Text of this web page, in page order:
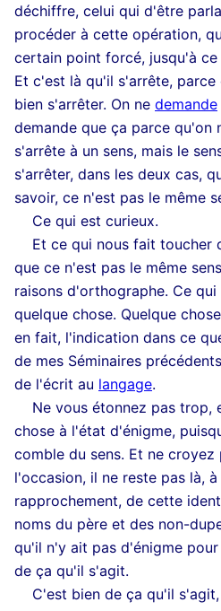
déchiffre, celui qui d'être
procéder à cette opération,
certain point forcé, jusqu'à
Et c'est là qu'il s'arrête,
bien s'arrêter. On ne demande
demande que ça parce qu'on
s'arrête à un sens, mais le
s'arrêter, dans les deux cas,
savoir, ce n'est pas le même
Ce qui est curieux.
Et ce qui nous fait toucher
que ce n'est pas le même
raisons d'orthographe. Ce
quelque chose. Quelque
en fait, l'indication dans ce
de mes Séminaires
de l'écrit au langage.
Ne vous étonnez pas trop,
chose à l'état d'énigme,
comble du sens. Et ne croyez
l'occasion, il ne reste pas là,
rapprochement, de cette
noms du père et des non-
qu'il n'y ait pas d'énigme
de ça qu'il s'agit.
C'est bien de ça qu'il